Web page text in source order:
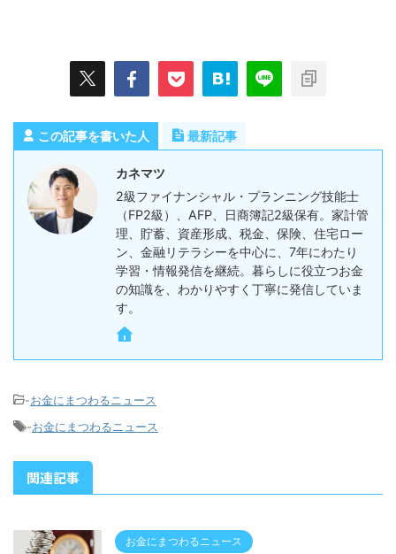
この記事を書いた人 最新記事
カネマツ
2級ファイナンシャル・プランニング技能士
（FP2級）、AFP、日商簿記2級保有。家計管
理、貯蓄、資産形成、税金、保険、住宅ロー
ン、金融リテラシーを中心に、7年にわたり
学習・情報発信を継続。暮らしに役立つお金
の知識を、わかりやすく丁寧に発信していま
す。
-お金にまつわるニュース
-お金にまつわるニュース
関連記事
お金にまつわるニュース